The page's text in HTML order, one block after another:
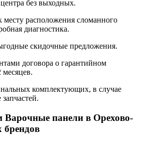
без выходных.
месту расположения сломанного
диагностика.
скидочные предложения.
договора о гарантийном
комплектующих, в случае
панели в Орехово-
брендов